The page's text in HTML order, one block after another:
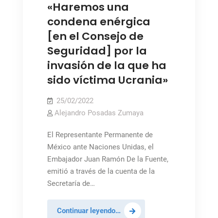
«Haremos una
condena enérgica
[en el Consejo de
Seguridad] por la
invasión de la que ha
sido víctima Ucrania»
25/02/2022
Alejandro Posadas Zumaya
El Representante Permanente de
México ante Naciones Unidas, el
Embajador Juan Ramón De la Fuente,
emitió a través de la cuenta de la
Secretaría de…
Continuar leyendo…Embajador